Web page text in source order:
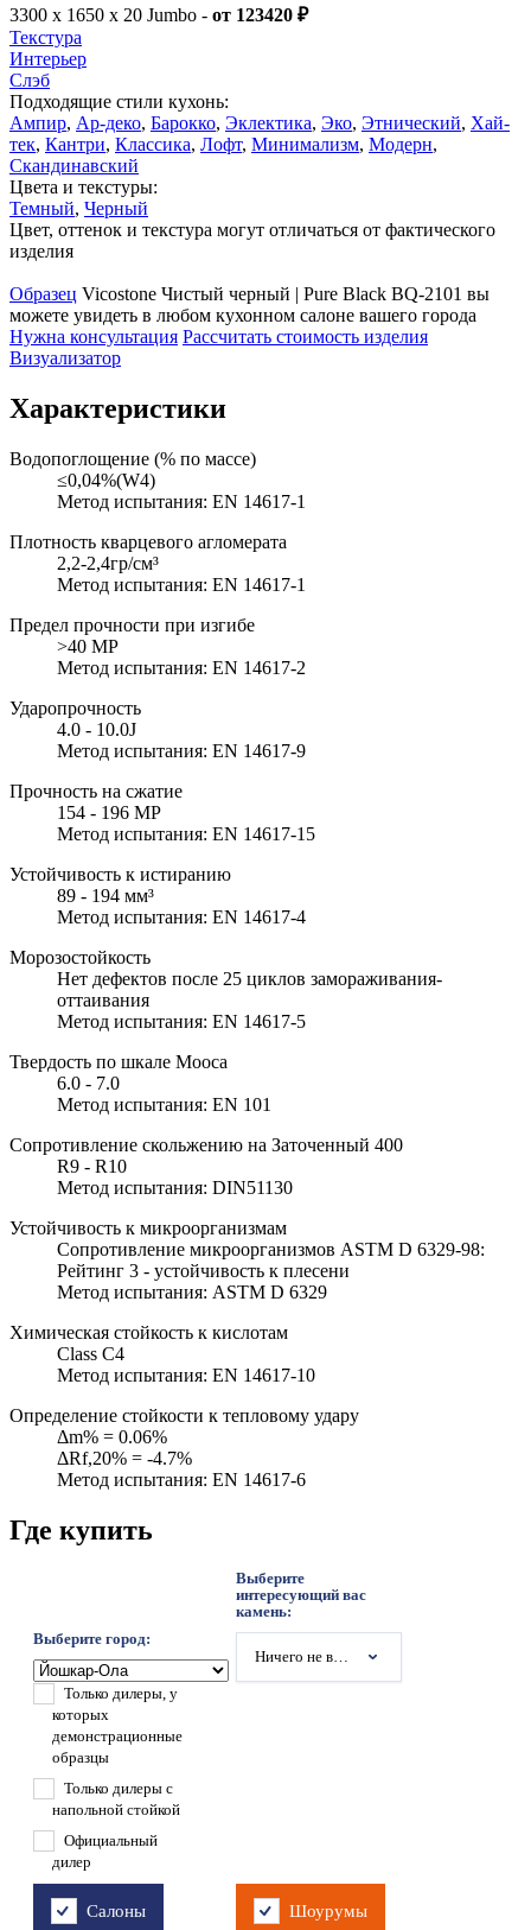
3300 x 1650 x 20 Jumbo - от 123420 ₽
Текстура
Интерьер
Слэб
Подходящие стили кухонь:
Ампир, Ар-деко, Барокко, Эклектика, Эко, Этнический, Хай-
тек, Кантри, Классика, Лофт, Минимализм, Модерн,
Скандинавский
Цвета и текстуры:
Темный, Черный
Цвет, оттенок и текстура могут отличаться от фактического
изделия
Образец Vicostone Чистый черный | Pure Black BQ-2101 вы
можете увидеть в любом кухонном салоне вашего города
Нужна консультация Рассчитать стоимость изделия
Визуализатор
Характеристики
Водопоглощение (% по массе)
≤0,04%(W4)
Метод испытания: EN 14617-1
Плотность кварцевого агломерата
2,2-2,4гр/см³
Метод испытания: EN 14617-1
Предел прочности при изгибе
>40 MP
Метод испытания: EN 14617-2
Ударопрочность
4.0 - 10.0J
Метод испытания: EN 14617-9
Прочность на сжатие
154 - 196 MP
Метод испытания: EN 14617-15
Устойчивость к истиранию
89 - 194 мм³
Метод испытания: EN 14617-4
Морозостойкость
Нет дефектов после 25 циклов замораживания-
оттаивания
Метод испытания: EN 14617-5
Твердость по шкале Мооса
6.0 - 7.0
Метод испытания: EN 101
Сопротивление скольжению на Заточенный 400
R9 - R10
Метод испытания: DIN51130
Устойчивость к микроорганизмам
Сопротивление микроорганизмов ASTM D 6329-98:
Рейтинг 3 - устойчивость к плесени
Метод испытания: ASTM D 6329
Химическая стойкость к кислотам
Class C4
Метод испытания: EN 14617-10
Определение стойкости к тепловому удару
Δm% = 0.06%
ΔRf,20% = -4.7%
Метод испытания: EN 14617-6
Где купить
Выберите город:
Выберите
интересующий вас
камень:
Ничего не выбрано
Только дилеры, у
которых
демонстрационные
образцы
Только дилеры с
напольной стойкой
Официальный
дилер
Салоны Шоурумы